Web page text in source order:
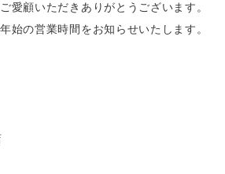
愛顧いただきありがとうございます。
始の営業時間をお知らせいたします。